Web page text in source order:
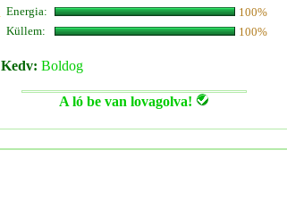
Energia:
100%
Küllem:
100%
Kedv: Boldog
A ló be van lovagolva!